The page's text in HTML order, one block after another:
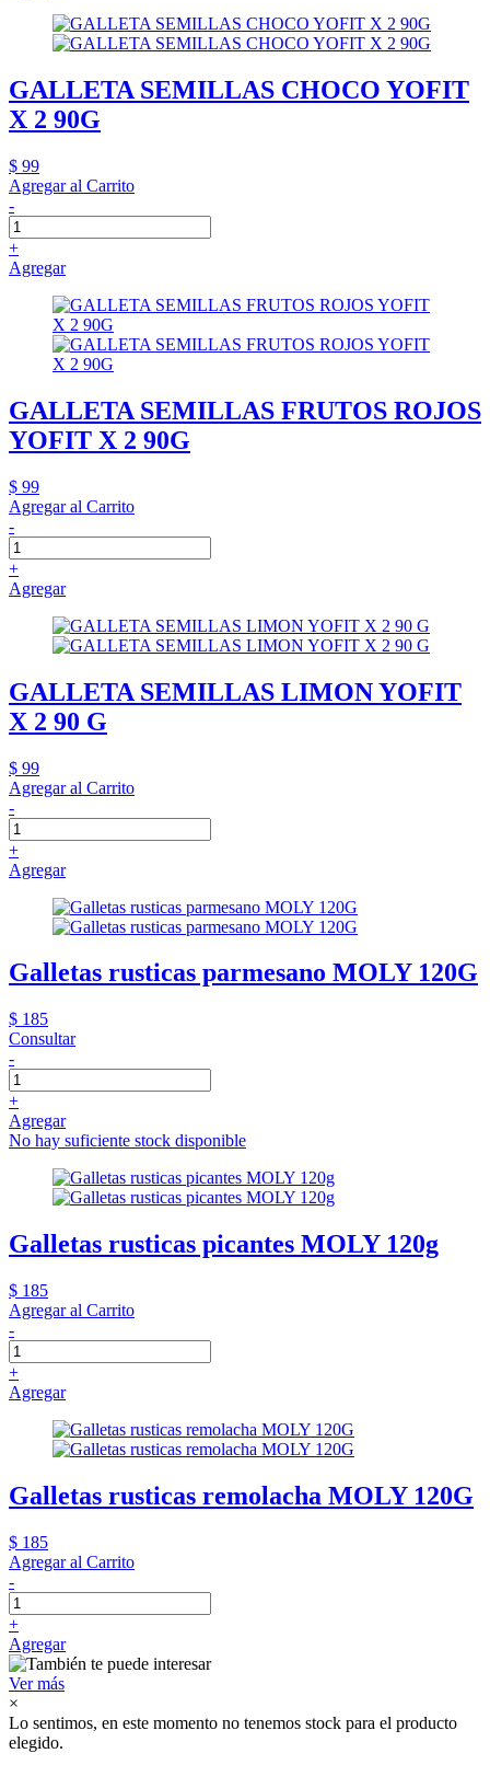
GALLETA SEMILLAS CHOCO YOFIT
X 2 90G
$ 99
Agregar al Carrito
-
+
Agregar
GALLETA SEMILLAS FRUTOS ROJOS
YOFIT X 2 90G
$ 99
Agregar al Carrito
-
+
Agregar
GALLETA SEMILLAS LIMON YOFIT
X 2 90 G
$ 99
Agregar al Carrito
-
+
Agregar
Galletas rusticas parmesano MOLY 120G
$ 185
Consultar
-
+
Agregar
No hay suficiente stock disponible
Galletas rusticas picantes MOLY 120g
$ 185
Agregar al Carrito
-
+
Agregar
Galletas rusticas remolacha MOLY 120G
$ 185
Agregar al Carrito
-
+
Agregar
Ver más
×
Lo sentimos, en este momento no tenemos stock para el producto
elegido.